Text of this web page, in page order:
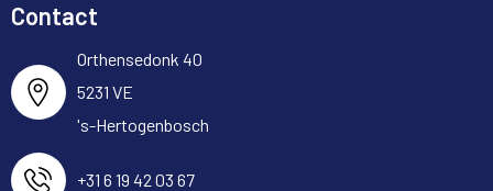
Contact
Orthensedonk 40
5231 VE
's-Hertogenbosch
+31 6 19 42 03 67